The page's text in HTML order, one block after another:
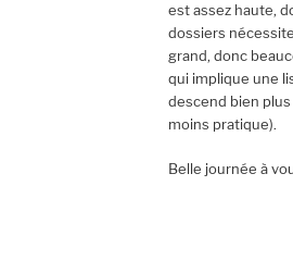
est assez haute,
dossiers
grand, donc
qui implique une
descend bien plus
moins pratique).
Belle journée à